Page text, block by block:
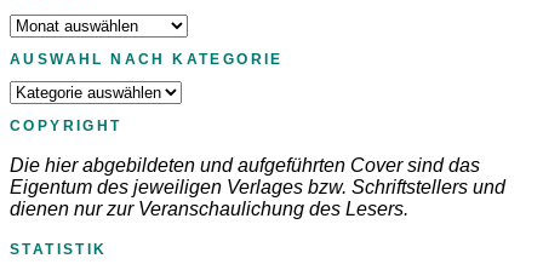
Archiv
AUSWAHL NACH KATEGORIE
Auswahl
Kategorie
COPYRIGHT
Die hier abgebildeten und aufgeführten Cover sind das
Eigentum des jeweiligen Verlages bzw. Schriftstellers und
dienen nur zur Veranschaulichung des Lesers.
STATISTIK